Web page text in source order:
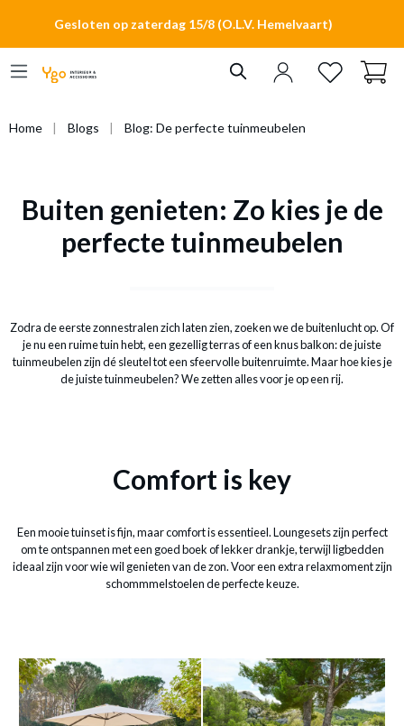
Gesloten op zaterdag 15/8 (O.L.V. Hemelvaart)
Home Blogs Blog: De perfecte tuinmeubelen
Buiten genieten: Zo kies je de
perfecte tuinmeubelen
Zodra de eerste zonnestralen zich laten zien, zoeken we de buitenlucht op. Of
je nu een ruime tuin hebt, een gezellig terras of een knus balkon: de juiste
tuinmeubelen zijn dé sleutel tot een sfeervolle buitenruimte. Maar hoe kies je
de juiste tuinmeubelen? We zetten alles voor je op een rij.
Comfort is key
Een mooie tuinset is fijn, maar comfort is essentieel. Loungesets zijn perfect
om te ontspannen met een goed boek of lekker drankje, terwijl ligbedden
ideaal zijn voor wie wil genieten van de zon. Voor een extra relaxmoment zijn
schommmelstoelen de perfecte keuze.